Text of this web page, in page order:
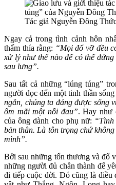
Tác giả Nguyễn Đông
Ngay cả trong tình cảnh hôn
thấm thía rằng: “Mọi đổ vỡ đều
xử lý như thế nào để có thể
sau lưng”.
Sau tất cả những “lúng túng”
người đọc đến một tinh thần
ngắn, chúng ta đáng được sống
ôm mãi một nỗi đau”. Hay như
của ông dành cho phụ nữ:
bản thân. Là tôn trọng chứ
mình”.
Bởi sau những tổn thương và đổ
những người đủ chân thành để
đi tiếp cuộc đời. Đó cũng là điều